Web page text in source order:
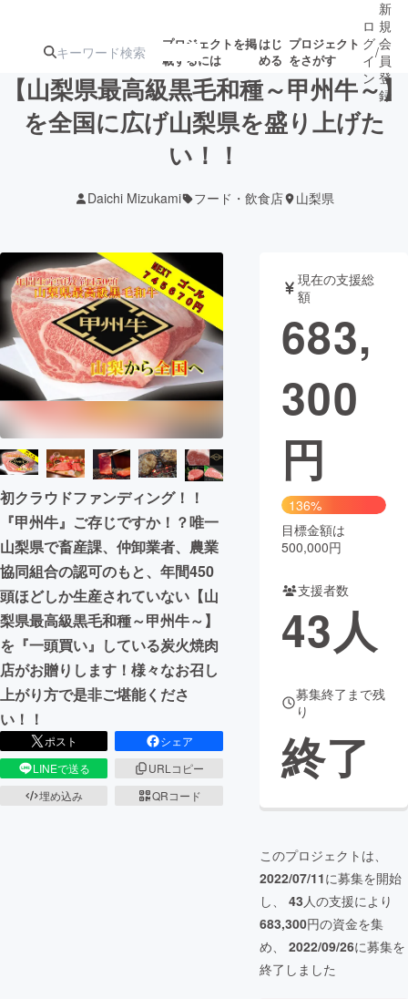
プロジェクトを掲
載するには
はじ
める
プロジェクト
をさがす
注目の新着プロ
募集終了が近いプ
テクノロジー・ガジェット
映像・映画 書籍・雑誌
ビジネス・起業 チャレンジ
まちづくり・地域活性化
CAMPFIRE for Social Good
CAMPFIRE Creation
CAMPFIREふるさと納税machi-ya コミュニティ
ロ
グ
イ
ン
/
新
規
会
員
登
録
【山梨県最高級黒毛和種～甲州牛～】
を全国に広げ山梨県を盛り上げた
い！！
Daichi Mizukami フード・飲食店 山梨県
初クラウドファンディング！！
『甲州牛』ご存じですか！？唯一
山梨県で畜産課、仲卸業者、農業
協同組合の認可のもと、年間450
頭ほどしか生産されていない【山
梨県最高級黒毛和種～甲州牛～】
を『一頭買い』している炭火焼肉
店がお贈りします！様々なお召し
上がり方で是非ご堪能くださ
い！！
ポスト
シェア
LINEで送る
URLコピー
埋め込み
QRコード
現在の支援総
額
683,
300
円
136%
目標金額は
500,000円
支援者数
43人
募集終了まで残
り
終了
このプロジェクトは、
2022/07/11に募集を開始
し、 43人の支援により
683,300円の資金を集
め、 2022/09/26に募集を
終了しました